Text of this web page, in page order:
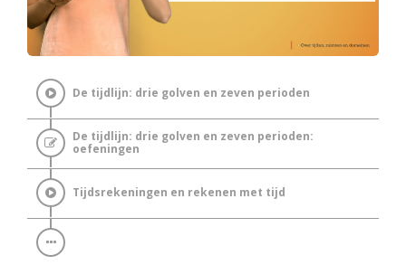
De tijdlijn: drie golven en zeven perioden
De tijdlijn: drie golven en zeven perioden:
oefeningen
Tijdsrekeningen en rekenen met tijd